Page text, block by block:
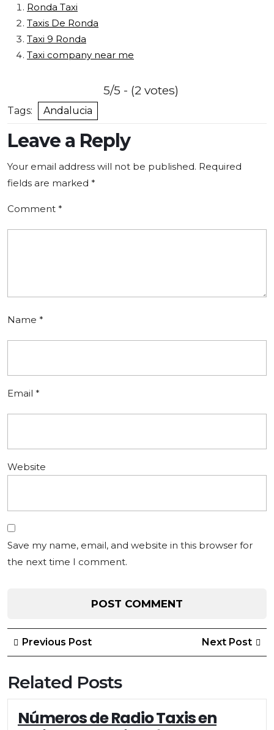
Ronda Taxi
Taxis De Ronda
Taxi 9 Ronda
Taxi company near me
5/5 - (2 votes)
Tags: Andalucia
Leave a Reply
Your email address will not be published. Required
fields are marked *
Comment *
Name *
Email *
Website
Save my name, email, and website in this browser for
the next time I comment.
Post
navigation
Previous PostPrevious
Post
Next Post
Related Posts
Números de Radio Taxis en